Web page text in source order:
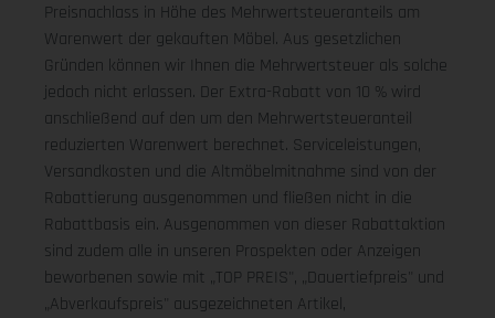
Preisnachlass in Höhe des Mehrwertsteueranteils am
Warenwert der gekauften Möbel. Aus gesetzlichen
Gründen können wir Ihnen die Mehrwertsteuer als solche
jedoch nicht erlassen. Der Extra-Rabatt von 10 % wird
anschließend auf den um den Mehrwertsteueranteil
reduzierten Warenwert berechnet. Serviceleistungen,
Versandkosten und die Altmöbelmitnahme sind von der
Rabattierung ausgenommen und fließen nicht in die
Rabattbasis ein. Ausgenommen von dieser Rabattaktion
sind zudem alle in unseren Prospekten oder Anzeigen
beworbenen sowie mit „TOP PREIS", „Dauertiefpreis" und
„Abverkaufspreis" ausgezeichneten Artikel,